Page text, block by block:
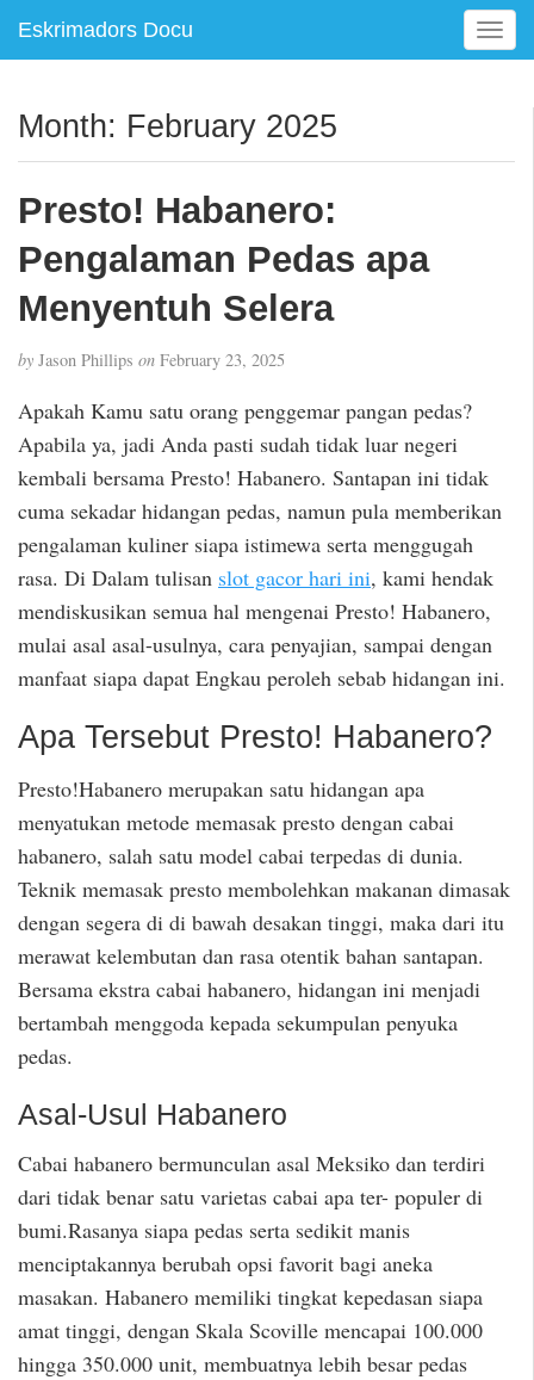
Eskrimadors Docu
T
o
e
Month: February 2025
Presto! Habanero:
Pengalaman Pedas apa
Menyentuh Selera
by Jason Phillips on February 23, 2025
Apakah Kamu satu orang penggemar pangan pedas?
Apabila ya, jadi Anda pasti sudah tidak luar negeri
kembali bersama Presto! Habanero. Santapan ini tidak
cuma sekadar hidangan pedas, namun pula memberikan
pengalaman kuliner siapa istimewa serta menggugah
rasa. Di Dalam tulisan slot gacor hari ini, kami hendak
mendiskusikan semua hal mengenai Presto! Habanero,
mulai asal asal-usulnya, cara penyajian, sampai dengan
manfaat siapa dapat Engkau peroleh sebab hidangan ini.
Apa Tersebut Presto! Habanero?
Presto!Habanero merupakan satu hidangan apa
menyatukan metode memasak presto dengan cabai
habanero, salah satu model cabai terpedas di dunia.
Teknik memasak presto membolehkan makanan dimasak
dengan segera di di bawah desakan tinggi, maka dari itu
merawat kelembutan dan rasa otentik bahan santapan.
Bersama ekstra cabai habanero, hidangan ini menjadi
bertambah menggoda kepada sekumpulan penyuka
pedas.
Asal-Usul Habanero
Cabai habanero bermunculan asal Meksiko dan terdiri
dari tidak benar satu varietas cabai apa ter- populer di
bumi.Rasanya siapa pedas serta sedikit manis
menciptakannya berubah opsi favorit bagi aneka
masakan. Habanero memiliki tingkat kepedasan siapa
amat tinggi, dengan Skala Scoville mencapai 100.000
hingga 350.000 unit, membuatnya lebih besar pedas